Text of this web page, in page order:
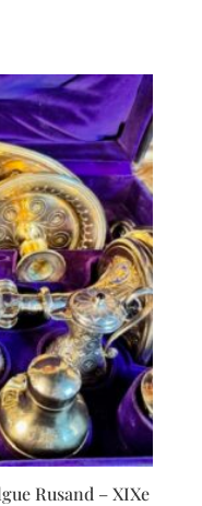
Rusand – XIXe